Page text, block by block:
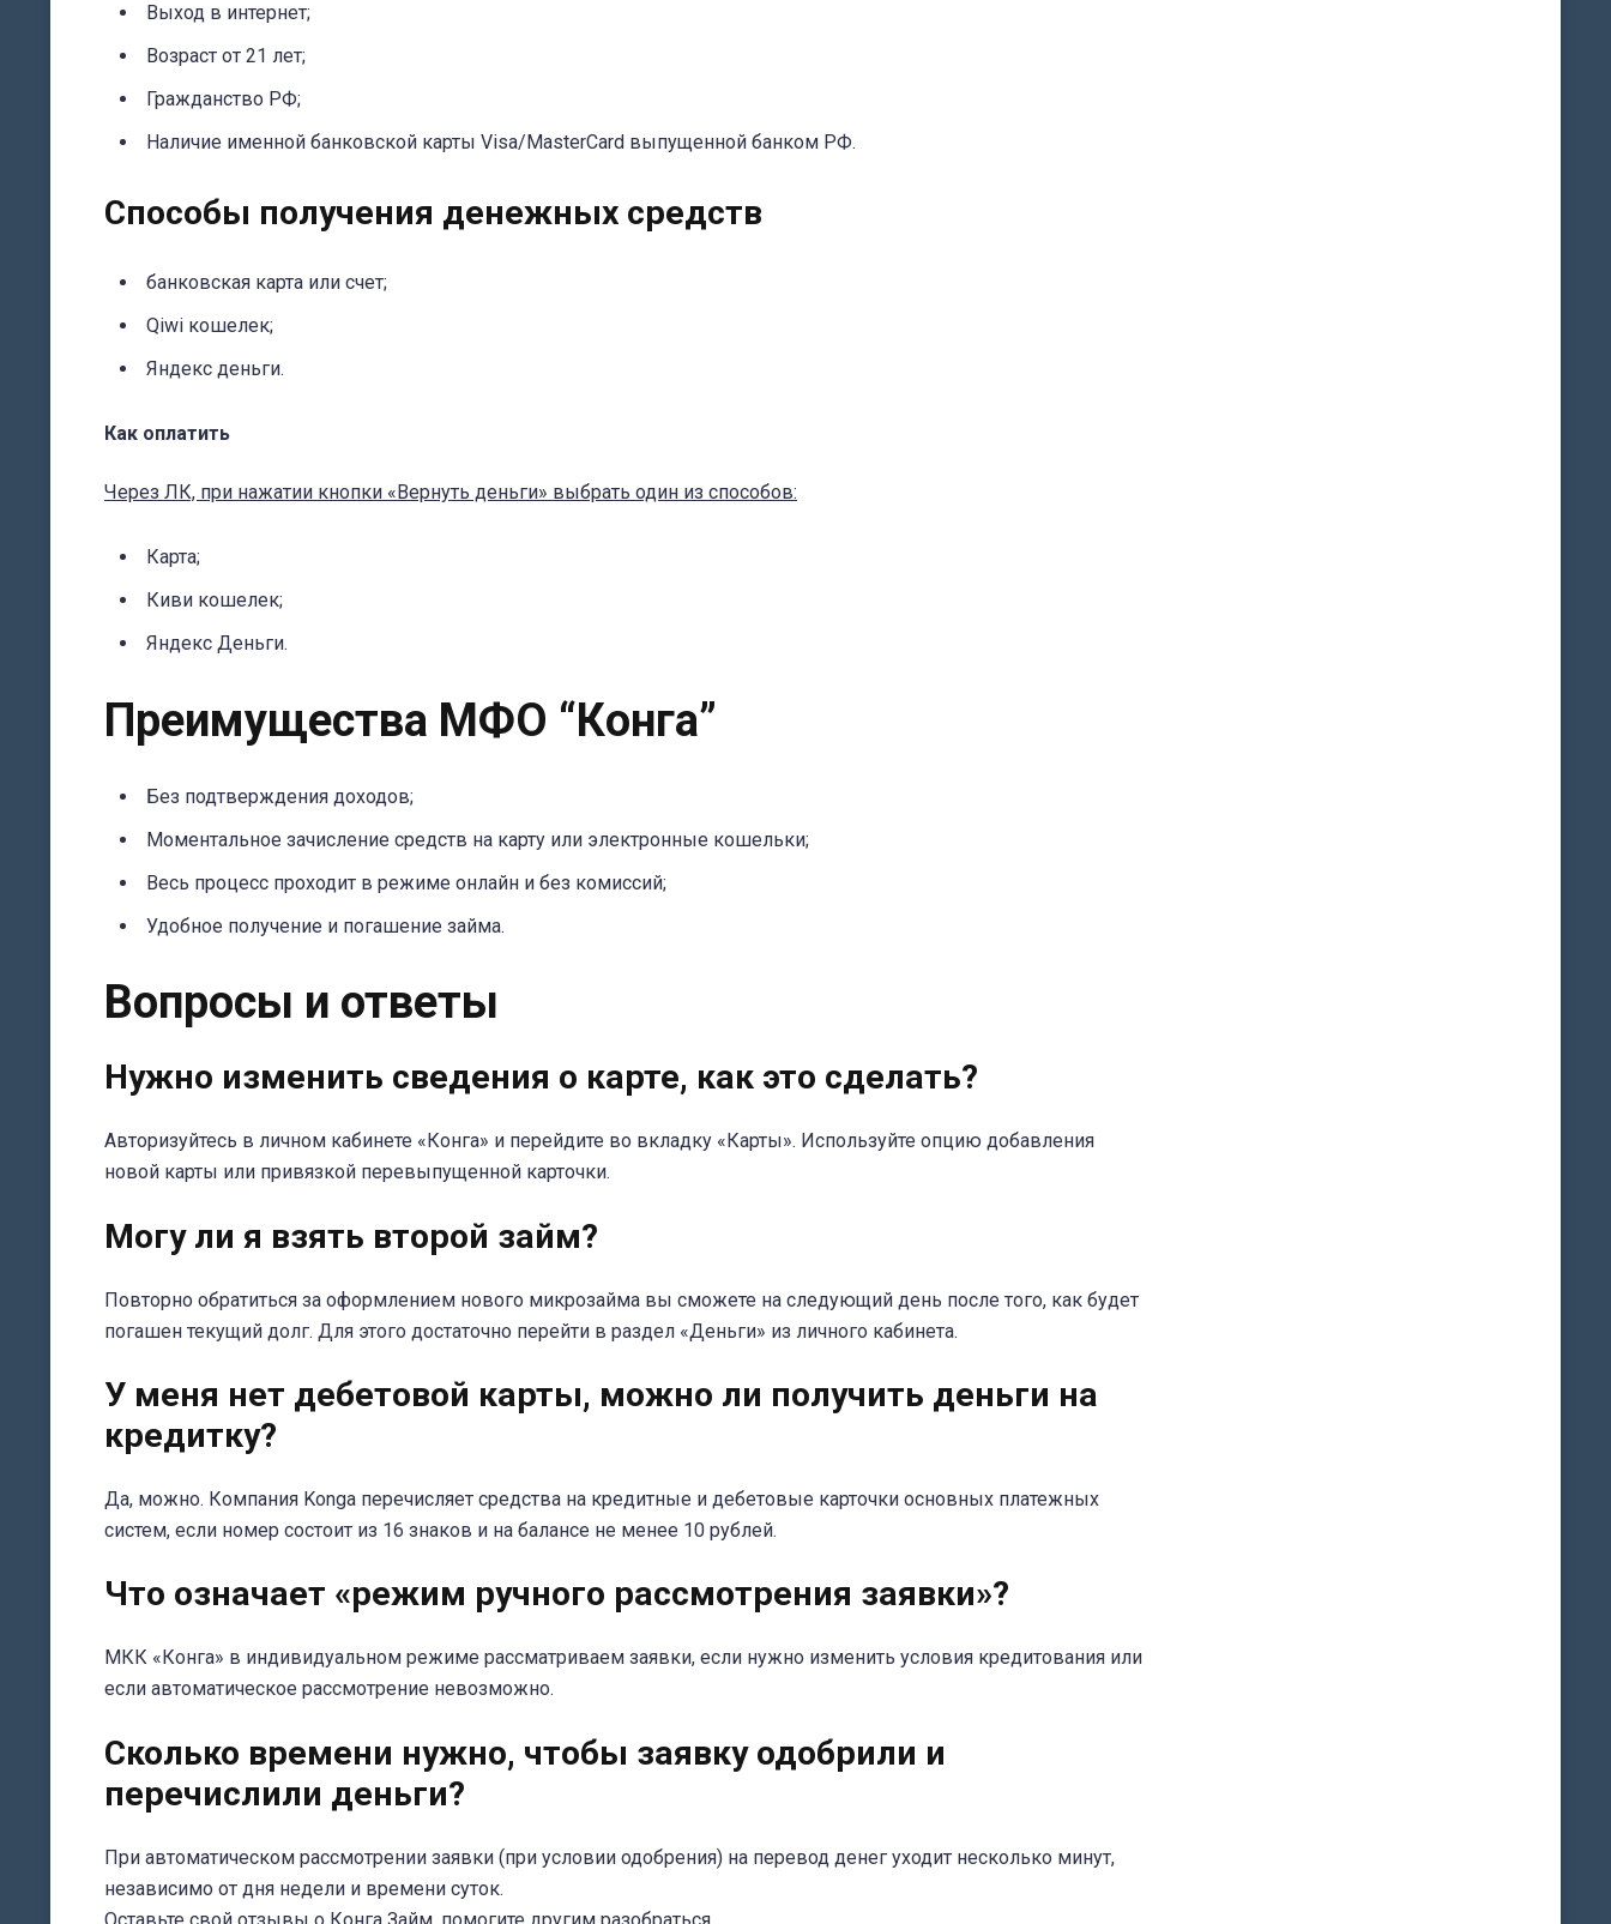
Выход в интернет;
Возраст от 21 лет;
Гражданство РФ;
Наличие именной банковской карты Visa/MasterCard выпущенной банком РФ.
Способы получения денежных средств
банковская карта или счет;
Qiwi кошелек;
Яндекс деньги.
Как оплатить
Через ЛК, при нажатии кнопки «Вернуть деньги» выбрать один из способов:
Карта;
Киви кошелек;
Яндекс Деньги.
Преимущества МФО “Конга”
Без подтверждения доходов;
Моментальное зачисление средств на карту или электронные кошельки;
Весь процесс проходит в режиме онлайн и без комиссий;
Удобное получение и погашение займа.
Вопросы и ответы
Нужно изменить сведения о карте, как это сделать?
Авторизуйтесь в личном кабинете «Конга» и перейдите во вкладку «Карты». Используйте опцию добавления
новой карты или привязкой перевыпущенной карточки.
Могу ли я взять второй займ?
Повторно обратиться за оформлением нового микрозайма вы сможете на следующий день после того, как будет
погашен текущий долг. Для этого достаточно перейти в раздел «Деньги» из личного кабинета.
У меня нет дебетовой карты, можно ли получить деньги на
кредитку?
Да, можно. Компания Konga перечисляет средства на кредитные и дебетовые карточки основных платежных
систем, если номер состоит из 16 знаков и на балансе не менее 10 рублей.
Что означает «режим ручного рассмотрения заявки»?
МКК «Конга» в индивидуальном режиме рассматриваем заявки, если нужно изменить условия кредитования или
если автоматическое рассмотрение невозможно.
Сколько времени нужно, чтобы заявку одобрили и
перечислили деньги?
При автоматическом рассмотрении заявки (при условии одобрения) на перевод денег уходит несколько минут,
независимо от дня недели и времени суток.